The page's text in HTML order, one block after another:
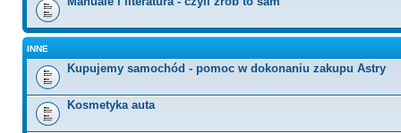
INNE
Kupujemy samochód - pomoc w dokonaniu zakupu Astry
Kosmetyka auta